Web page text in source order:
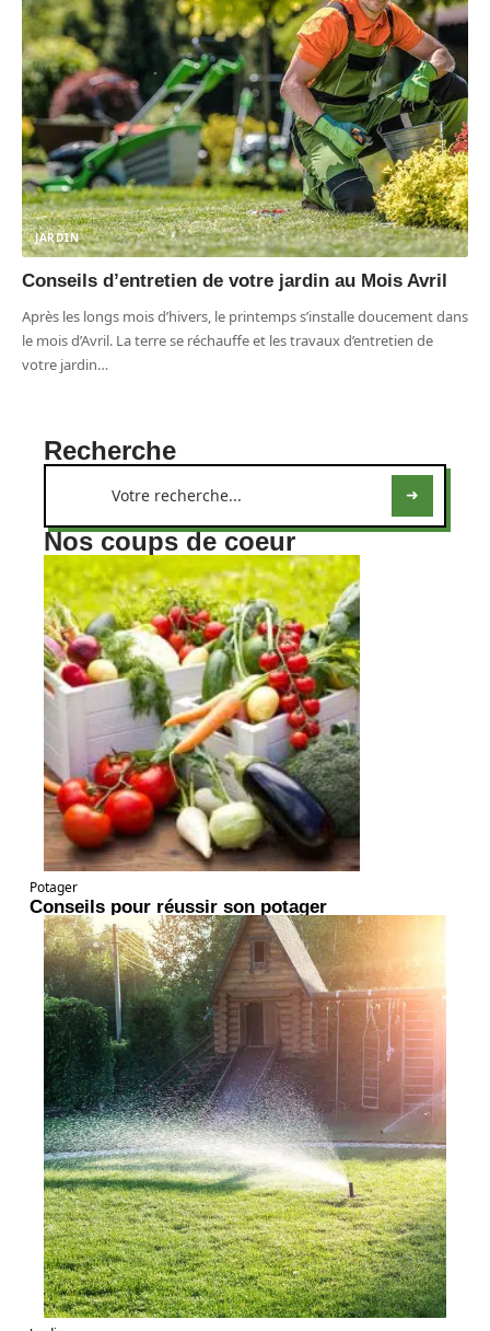
JARDIN
Conseils d’entretien de votre jardin au Mois Avril
Après les longs mois d’hivers, le printemps s’installe doucement dans
le mois d’Avril. La terre se réchauffe et les travaux d’entretien de
votre jardin…
Recherche
Nos coups de coeur
Potager
Conseils pour réussir son potager